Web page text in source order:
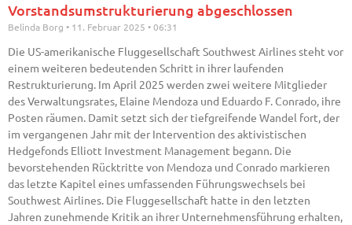
Vorstandsumstrukturierung abgeschlossen
Belinda Borg 11. Februar 2025 06:31
Die US-amerikanische Fluggesellschaft Southwest Airlines steht vor
einem weiteren bedeutenden Schritt in ihrer laufenden
Restrukturierung. Im April 2025 werden zwei weitere Mitglieder
des Verwaltungsrates, Elaine Mendoza und Eduardo F. Conrado, ihre
Posten räumen. Damit setzt sich der tiefgreifende Wandel fort, der
im vergangenen Jahr mit der Intervention des aktivistischen
Hedgefonds Elliott Investment Management begann. Die
bevorstehenden Rücktritte von Mendoza und Conrado markieren
das letzte Kapitel eines umfassenden Führungswechsels bei
Southwest Airlines. Die Fluggesellschaft hatte in den letzten
Jahren zunehmende Kritik an ihrer Unternehmensführung erhalten,